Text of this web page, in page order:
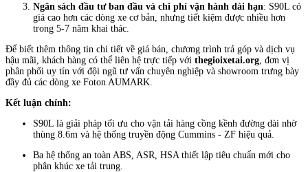
Ngân sách đầu tư ban đầu và chi phí vận hành dài hạn: S90L có
giá cao hơn các dòng xe cơ bản, nhưng tiết kiệm được nhiều hơn
trong 5-7 năm khai thác.
Để biết thêm thông tin chi tiết về giá bán, chương trình trả góp và dịch vụ
hậu mãi, khách hàng có thể liên hệ trực tiếp với thegioixetai.org , đơn vị
phân phối uy tín với đội ngũ tư vấn chuyên nghiệp và showroom trưng bày
đầy đủ các dòng xe Foton AUMARK.
Kết luận chính:
S90L là giải pháp tối ưu cho vận tải hàng cồng kềnh đường dài nhờ
thùng 8.6m và hệ thống truyền động Cummins - ZF hiệu quả.
Ba hệ thống an toàn ABS, ASR, HSA thiết lập tiêu chuẩn mới cho
phân khúc xe tải trung.